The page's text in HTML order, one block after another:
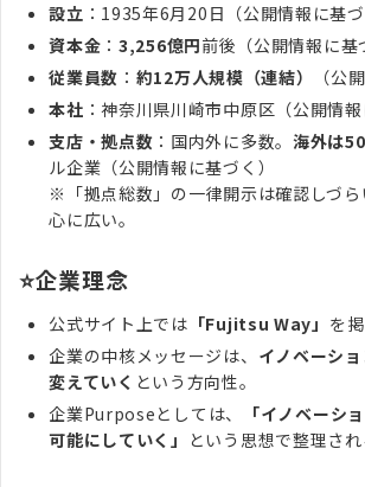
設立 ：1935年6月20日（公開情報に基づ
資本金 ： 3,256億円前後（公開情報に基
従業員数 ： 約12万人規模（連結）
（公
本社 ：神奈川県川崎市中原区（公開情報
支店・拠点数 ：国内外に多数。 海外は
ル企業（公開情報に基づく）
※「拠点総数」の一律開示は確認しづ
心に広い。
⭐企業理念
公式サイト上では 「Fujitsu Way」 を
企業の中核メッセージは、 イノベーシ
変えていく という方向性。
企業Purposeとしては、
「イノベーシ
可能にしていく」 という思想で整理さ